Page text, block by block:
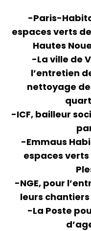
-Paris-
espaces verts
Hautes
-La ville de
l’entretien
nettoyage
-ICF, bailleur
-Emmaus
espaces
-NGE, pour
leurs chantiers
-La Poste